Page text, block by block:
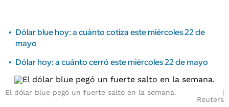
Dólar blue hoy: a cuánto cotiza este miércoles 22 de
mayo
Dólar hoy: a cuánto cerró este miércoles 22 de mayo
El dólar blue pegó un fuerte salto en la semana.
Reuters